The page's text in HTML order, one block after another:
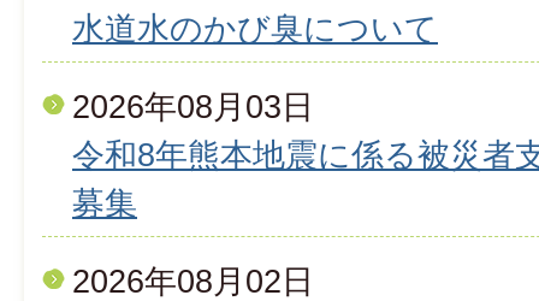
水道水のかび臭について
2026年08月03日
令和8年熊本地震に係る被災者
募集
2026年08月02日